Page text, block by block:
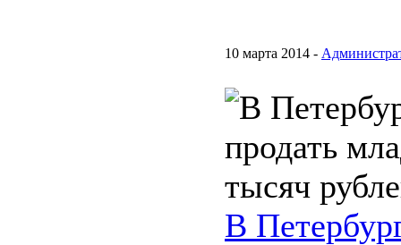
10 марта 2014 -
В